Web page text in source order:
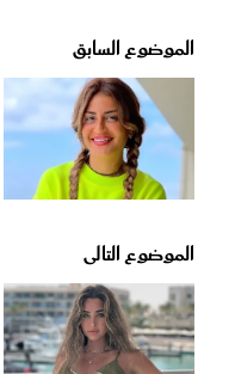
الموضوع السابق
الموضوع التالى